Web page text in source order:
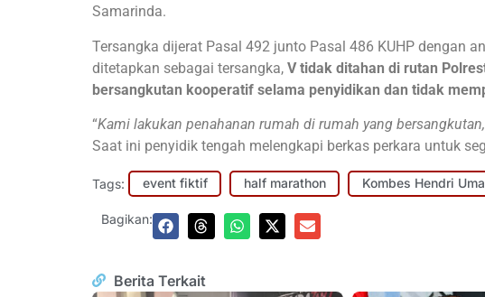
Samarinda.
Tersangka dijerat Pasal 492 junto Pasal 486 KUHP dengan
ditetapkan sebagai tersangka, V tidak ditahan di rutan
bersangkutan kooperatif selama penyidikan dan tidak
“Kami lakukan penahanan rumah di rumah yang
Saat ini penyidik tengah melengkapi berkas perkara untuk
Tags: event fiktif half marathon Kombes Hendri
Bagikan:
Berita Terkait